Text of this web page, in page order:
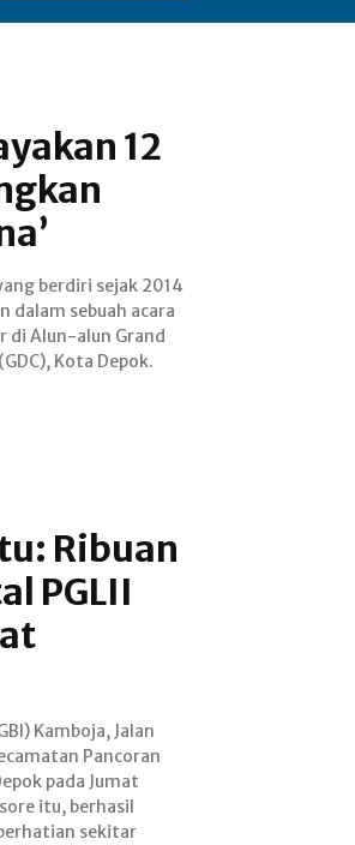
12
Ribuan
PGLII